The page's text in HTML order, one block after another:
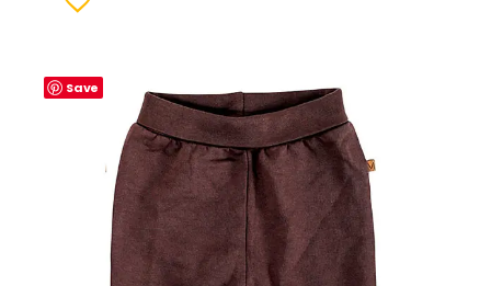
Save